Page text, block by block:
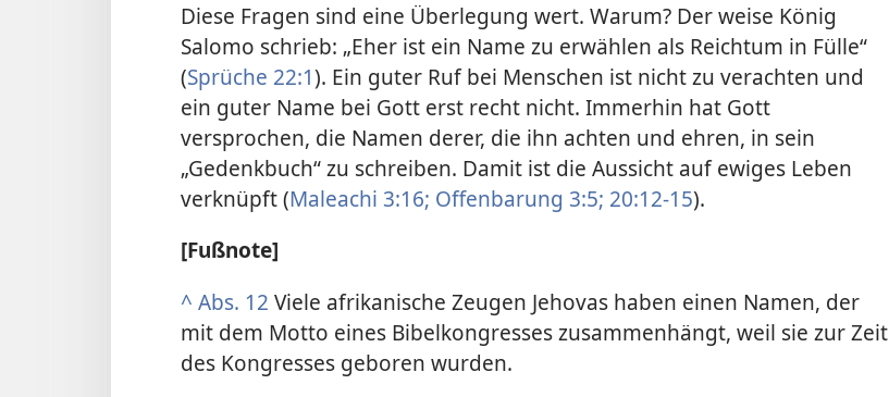
Diese Fragen sind eine Überlegung wert. Warum? Der weise König
Salomo schrieb: „Eher ist ein Name zu erwählen als Reichtum in Fülle“
(Sprüche 22:1). Ein guter Ruf bei Menschen ist nicht zu verachten und
ein guter Name bei Gott erst recht nicht. Immerhin hat Gott
versprochen, die Namen derer, die ihn achten und ehren, in sein
„Gedenkbuch“ zu schreiben. Damit ist die Aussicht auf ewiges Leben
verknüpft (Maleachi 3:16; Offenbarung 3:5; 20:12-15).
[Fußnote]
^ Abs. 12 Viele afrikanische Zeugen Jehovas haben einen Namen, der
mit dem Motto eines Bibelkongresses zusammenhängt, weil sie zur Zeit
des Kongresses geboren wurden.